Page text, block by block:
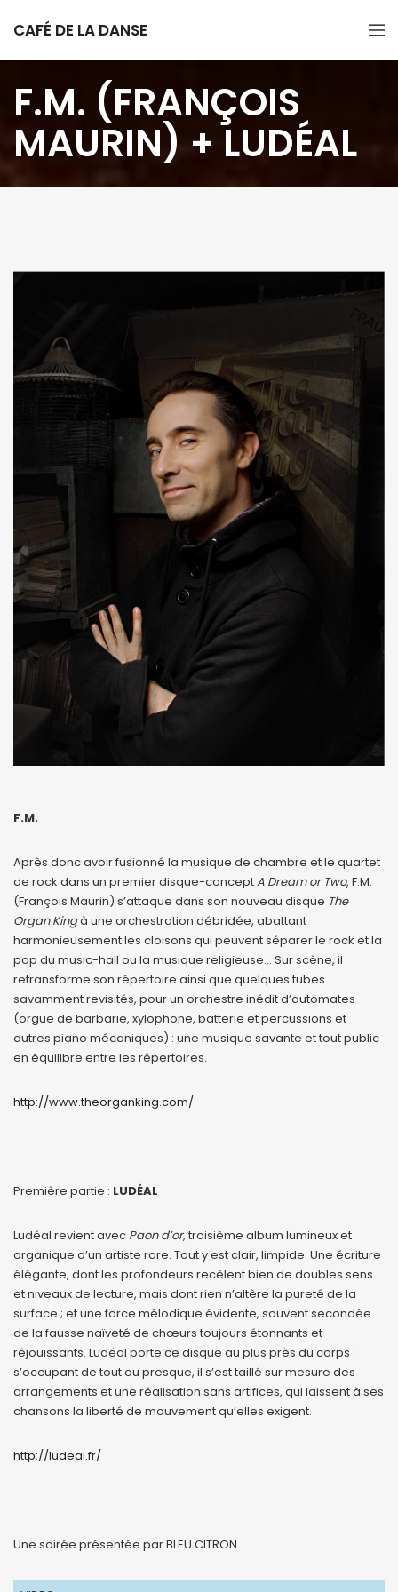
CAFÉ DE LA DANSE
F.M. (FRANÇOIS
MAURIN) + LUDÉAL
F.M.
Après donc avoir fusionné la musique de chambre et le quartet
de rock dans un premier disque-conceptA Dream or Two, F.M.
(François Maurin) s’attaque dans son nouveau disque The
Organ Kingà une orchestration débridée, abattant
harmonieusement les cloisons qui peuvent séparer le rock et la
pop du music-hall ou la musique religieuse… Sur scène, il
retransforme son répertoire ainsi que quelques tubes
savamment revisités, pour un orchestre inédit d’automates
(orgue de barbarie, xylophone, batterie et percussions et
autres piano mécaniques) : une musique savante et tout public
en équilibre entre les répertoires.
http://www.theorganking.com/
Première partie : LUDÉAL
Ludéal revient avec Paon d’or, troisième album lumineux et
organique d’un artiste rare. Tout y est clair, limpide. Une écriture
élégante, dont les profondeurs recèlent bien de doubles sens
et niveaux de lecture, mais dont rien n’altère la pureté de la
surface ; et une force mélodique évidente, souvent secondée
de la fausse naïveté de chœurs toujours étonnants et
réjouissants. Ludéal porte ce disque au plus près du corps :
s’occupant de tout ou presque, il s’est taillé sur mesure des
arrangements et une réalisation sans artifices, qui laissent à ses
chansons la liberté de mouvement qu’elles exigent.
http://ludeal.fr/
Une soirée présentée par BLEU CITRON.